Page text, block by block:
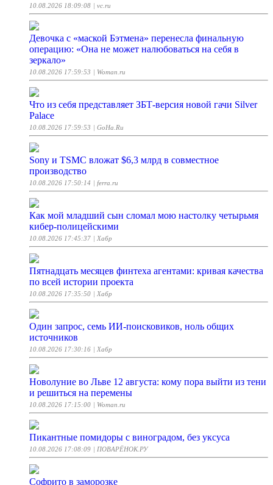
10.08.2026 18:09:08 | vc.ru
Девочка с «маской Бэтмена» перенесла финальную
операцию: «Она не может налюбоваться на себя в
зеркало»
10.08.2026 17:59:53 | Woman.ru
Что из себя представляет ЗБТ-версия новой гачи Silver
Palace
10.08.2026 17:59:53 | GoHa.Ru
Sony и TSMC вложат $6,3 млрд в совместное
производство
10.08.2026 17:50:14 | ferra.ru
Как мой младший сын сломал мою настолку четырьмя
кибер-полицейскими
10.08.2026 17:45:37 | Хабр
Пятнадцать месяцев финтеха агентами: кривая качества
по всей истории проекта
10.08.2026 17:35:50 | Хабр
Один запрос, семь ИИ-поисковиков, ноль общих
источников
10.08.2026 17:30:16 | Хабр
Новолуние во Льве 12 августа: кому пора выйти из тени
и решиться на перемены
10.08.2026 17:15:00 | Woman.ru
Пикантные помидоры с виноградом, без уксуса
10.08.2026 17:08:09 | ПОВАРЁНОК.РУ
Софрито в заморозке